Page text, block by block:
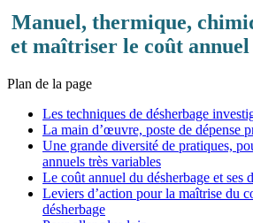
Manuel, thermique,
et maîtriser le coût annuel
Plan de la page
Les techniques de désherbage
La main d’œuvre, poste de dépense
Une grande diversité de pratiques,
annuels très variables
Le coût annuel du désherbage et ses
Leviers d’action pour la maîtrise du
désherbage